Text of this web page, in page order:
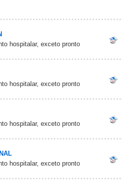
hospitalar, exceto pronto
hospitalar, exceto pronto
hospitalar, exceto pronto
hospitalar, exceto pronto